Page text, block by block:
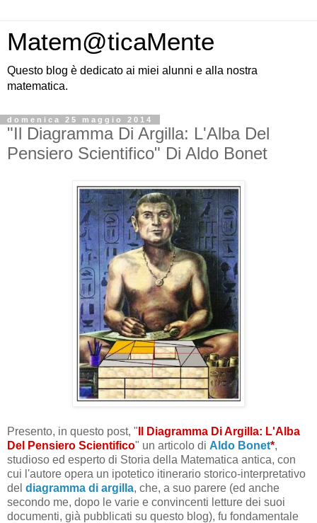
Matem@ticaMente
Questo blog è dedicato ai miei alunni e alla nostra
matematica.
domenica 25 maggio 2014
"Il Diagramma Di Argilla: L'Alba Del
Pensiero Scientifico" Di Aldo Bonet
Presento, in questo post, " Il Diagramma Di Argilla: L'Alba
Del Pensiero Scientifico" un articolo di Aldo Bonet*,
studioso ed esperto di Storia della Matematica antica, con
cui l'autore opera un ipotetico itinerario storico-interpretativo
del diagramma di argilla, che, a suo parere (ed anche
secondo me, dopo le varie e convincenti letture dei suoi
documenti, già pubblicati su questo blog), fu fondamentale